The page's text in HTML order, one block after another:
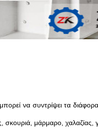
να συντρίψει τα
μάρμαρο, χαλαζίας,